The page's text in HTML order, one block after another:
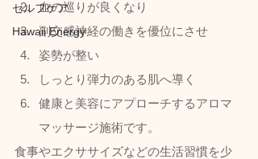
セルフケア
Hawaii Energy
血の巡りが良くなり
副交感神経の働きを優位にさせ
姿勢が整い
しっとり弾力のある肌へ導く
健康と美容にアプローチするアロマ
マッサージ施術です。
食事やエクササイズなどの生活習慣を少